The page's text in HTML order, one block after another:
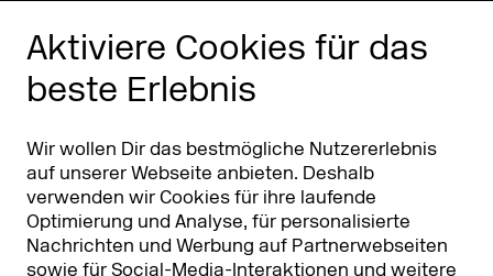
Aktiviere Cookies für das
beste Erlebnis
Wir wollen Dir das bestmögliche Nutzererlebnis
auf unserer Webseite anbieten. Deshalb
verwenden wir Cookies für ihre laufende
Optimierung und Analyse, für personalisierte
Nachrichten und Werbung auf Partnerwebseiten
sowie für Social-Media-Interaktionen und weitere
Phishing Alarm
Partner
Partner & Sponsoren DMEXCO Asia